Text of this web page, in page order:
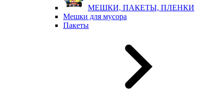
МЕШКИ, ПАКЕТЫ, ПЛЕНКИ
Мешки для мусора
Пакеты